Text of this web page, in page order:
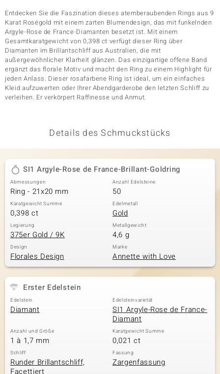
Entdecken Sie die Faszination dieses atemberaubenden Rings aus 9
Karat Roségold mit einem zarten Blumendesign, das mit funkelnden
Argyle-Rose de France-Diamanten besetzt ist. Mit einem
Gesamtkaratgewicht von 0,398 ct verfügt dieser Ring über
Diamanten im Brillantschliff aus Australien, die mit
außergewöhnlicher Klarheit glänzen. Das einzigartige offene Band
ergänzt das florale Motiv und macht den Ring zu einem Highlight für
jeden Anlass. Dieser rosafarbene Ring ist ideal, um ein einfaches
Kleid aufzuwerten oder Ihrer Abendgarderobe den letzten Schliff zu
verleihen. Er verkörpert Raffinesse und Anmut.
Details des Schmuckstücks
SI1 Argyle-Rose de France-Brillant-Goldring
Abmessungen
Ring - 21x20 mm
Anzahl Edelsteine
50
Karatgewicht Summe
0,398 ct
Edelmetall
Gold
Legierung
375er Gold / 9K
Metallgewicht
4,6 g
Design
Florales Design
Marke
Annette with Love
Erster Edelstein
Edelstein
Diamant
Edelsteinvarietät
SI1 Argyle-Rose de France-
Diamant
Anzahl und Größe
1 à 1,7 mm
Karatgewicht Summe
0,021 ct
Schliff
Runder Brillantschliff,
Facettiert
Fassung
Zargenfassung